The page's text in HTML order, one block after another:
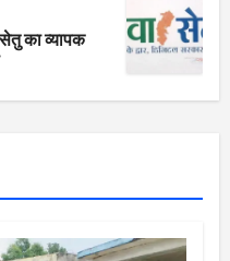
का व्यापक